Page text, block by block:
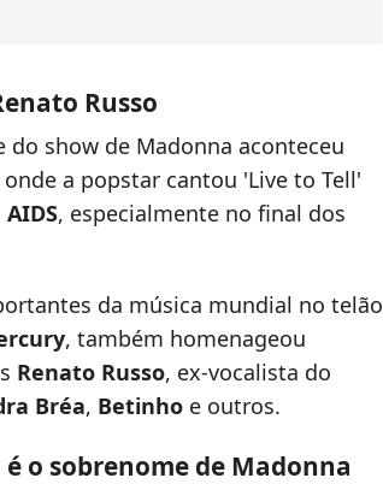
Russo
show de Madonna aconteceu
a popstar cantou 'Live to Tell'
, especialmente no final dos
da música mundial no telão
, também homenageou
Renato Russo, ex-vocalista do
Bréa, Betinho e outros.
o sobrenome de Madonna